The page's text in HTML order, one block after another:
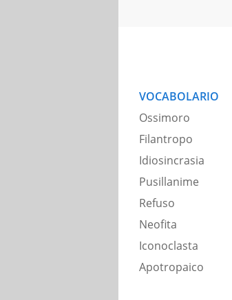
VOCABOLARIO
Ossimoro
Filantropo
Idiosincrasia
Pusillanime
Refuso
Neofita
Iconoclasta
Apotropaico